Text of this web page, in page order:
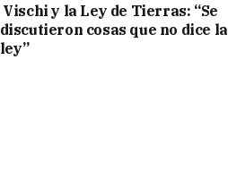
Vischi y la Ley de Tierras: “Se
discutieron cosas que no dice la
ley”